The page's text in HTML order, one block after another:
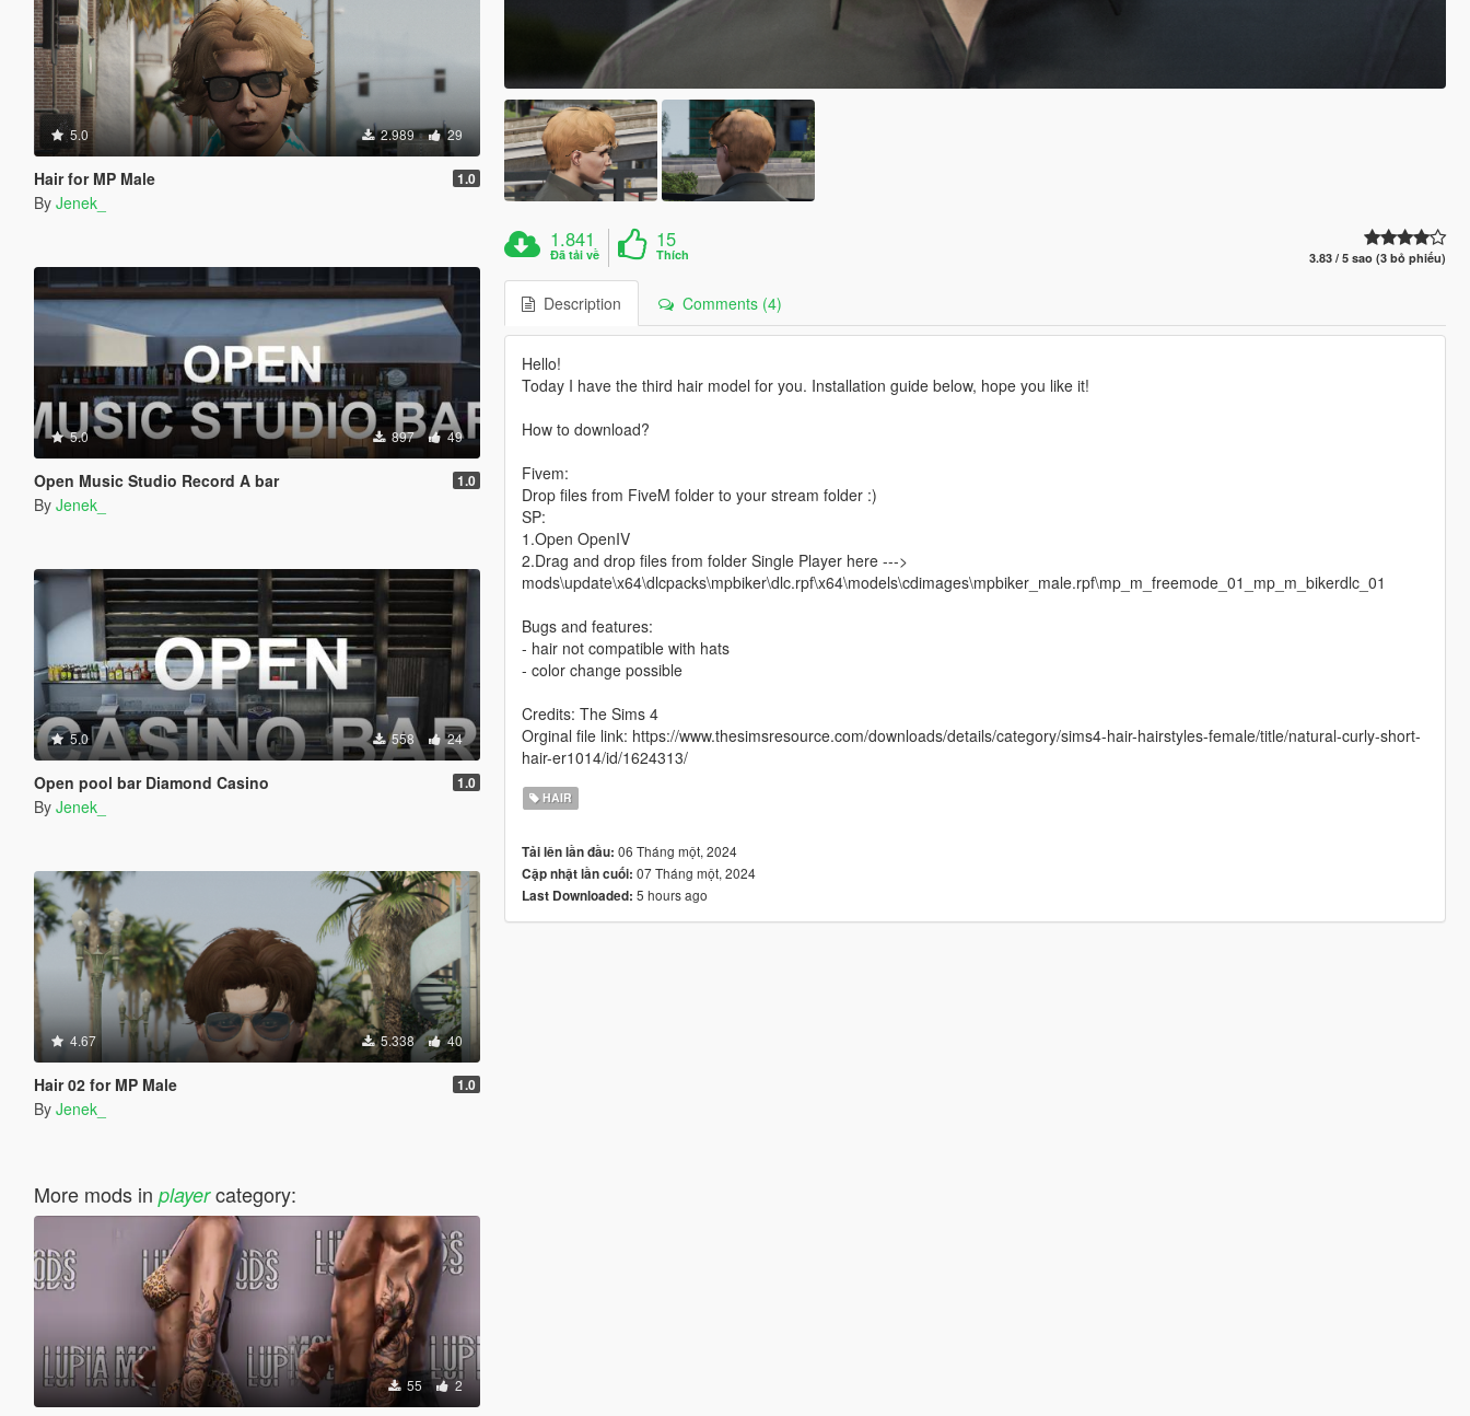
5.0 2.989 29
Hair for MP Male 1.0
By Jenek_
5.0 897 49
Open Music Studio Record A bar 1.0
By Jenek_
5.0 558 24
Open pool bar Diamond Casino 1.0
By Jenek_
4.67 5.338 40
Hair 02 for MP Male 1.0
By Jenek_
More mods in playercategory:
55 2
1.841
Đã tải về
15
Thích 3.83 / 5 sao (3 bỏ phiếu)
Description Comments (4)
Hello!
Today I have the third hair model for you. Installation guide below, hope you like it!
How to download?
Fivem:
Drop files from FiveM folder to your stream folder :)
SP:
1.Open OpenIV
2.Drag and drop files from folder Single Player here --->
mods\update\x64\dlcpacks\mpbiker\dlc.rpf\x64\models\cdimages\mpbiker_male.rpf\mp_m_freemode_01_mp_m_bikerdlc_01
Bugs and features:
- hair not compatible with hats
- color change possible
Credits: The Sims 4
Orginal file link: https://www.thesimsresource.com/downloads/details/category/sims4-hair-hairstyles-female/title/natural-curly-short-
hair-er1014/id/1624313/
HAIR
Tải lên lần đầu: 06 Tháng một, 2024
Cập nhật lần cuối: 07 Tháng một, 2024
Last Downloaded: 5 hours ago